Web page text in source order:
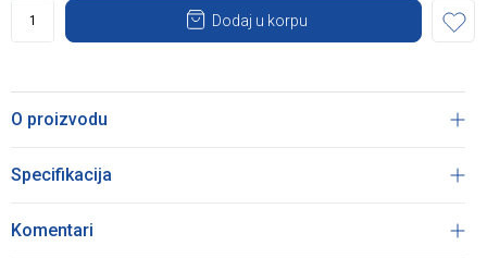
Dodaj u korpu
O proizvodu
Specifikacija
Komentari